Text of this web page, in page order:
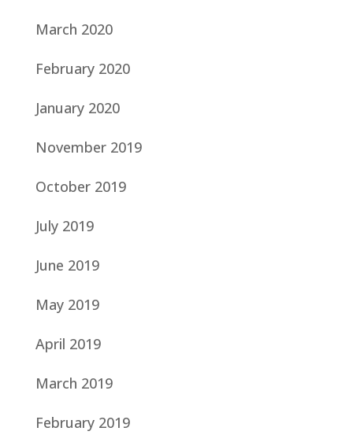
March 2020
February 2020
January 2020
November 2019
October 2019
July 2019
June 2019
May 2019
April 2019
March 2019
February 2019